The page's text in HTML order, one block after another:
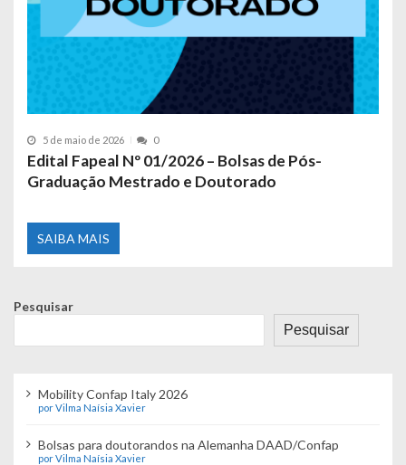
5 de maio de 2026 0
Edital Fapeal Nº 01/2026 – Bolsas de Pós-
Graduação Mestrado e Doutorado
SAIBA MAIS
Pesquisar
Pesquisar
Mobility Confap Italy 2026
por Vilma Naísia Xavier
Bolsas para doutorandos na Alemanha DAAD/Confap
por Vilma Naísia Xavier